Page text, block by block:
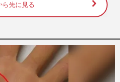
ら先に見る